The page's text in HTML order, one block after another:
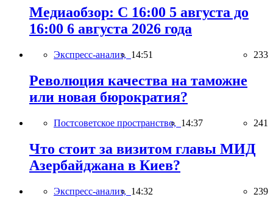
Медиаобзор: С 16:00 5 августа до
16:00 6 августа 2026 года
Экспресс-анализ, 14:51 233
Революция качества на таможне
или новая бюрократия?
Постсоветское пространство, 14:37 241
Что стоит за визитом главы МИД
Азербайджана в Киев?
Экспресс-анализ, 14:32 239